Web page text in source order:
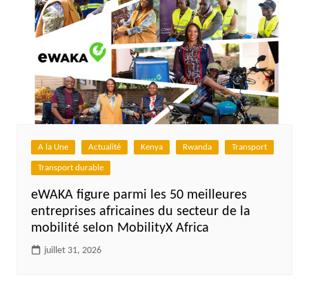
A la Une Actualité Kenya Rwanda Transport
Transport durable
eWAKA figure parmi les 50 meilleures
entreprises africaines du secteur de la
mobilité selon MobilityX Africa
juillet 31, 2026